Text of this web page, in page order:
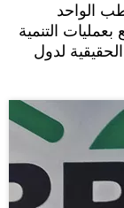
الواحد
التنمية
لدول